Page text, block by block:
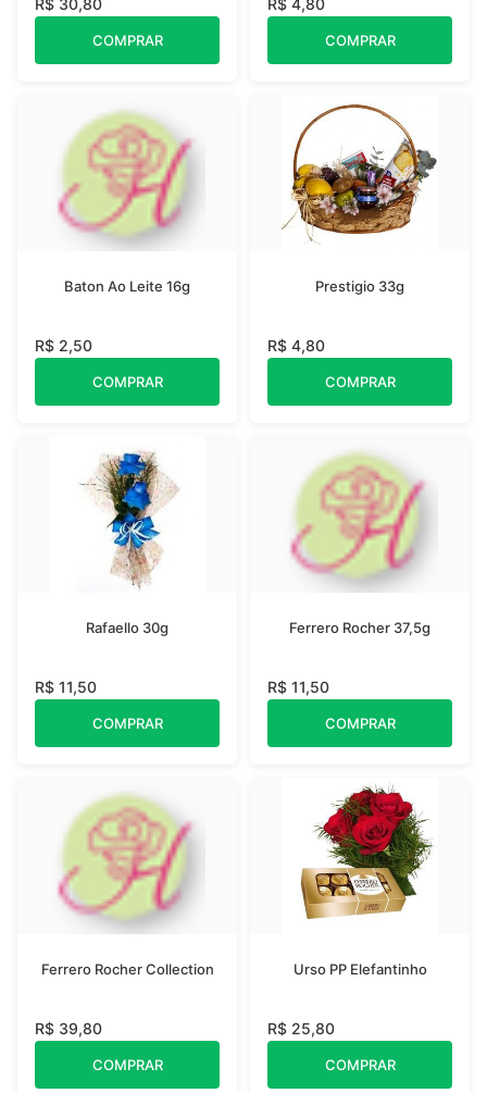
R$ 30,80
COMPRAR
R$ 4,80
COMPRAR
Baton Ao Leite 16g
R$ 2,50
COMPRAR
Prestigio 33g
R$ 4,80
COMPRAR
Rafaello 30g
R$ 11,50
COMPRAR
Ferrero Rocher 37,5g
R$ 11,50
COMPRAR
Ferrero Rocher Collection
R$ 39,80
COMPRAR
Urso PP Elefantinho
R$ 25,80
COMPRAR